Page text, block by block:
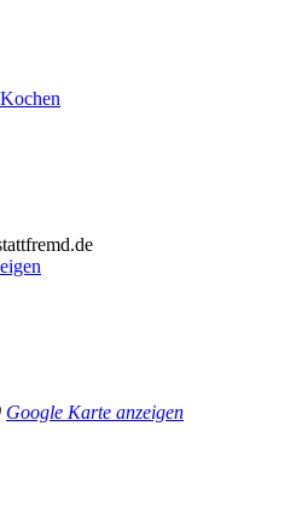
Google Karte anzeigen